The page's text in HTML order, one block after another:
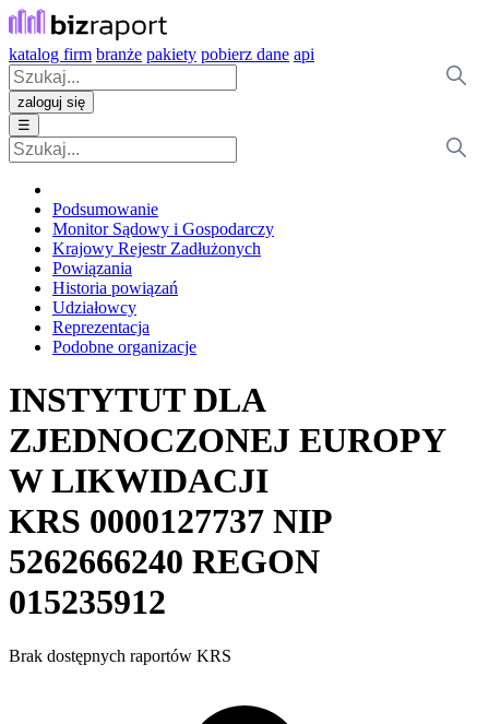
katalog firm branże pakiety pobierz dane api
zaloguj się
☰
Podsumowanie
Monitor Sądowy i Gospodarczy
Krajowy Rejestr Zadłużonych
Powiązania
Historia powiązań
Udziałowcy
Reprezentacja
Podobne organizacje
INSTYTUT DLA
ZJEDNOCZONEJ EUROPY
W LIKWIDACJI
KRS 0000127737 NIP
5262666240 REGON
015235912
Brak dostępnych raportów KRS